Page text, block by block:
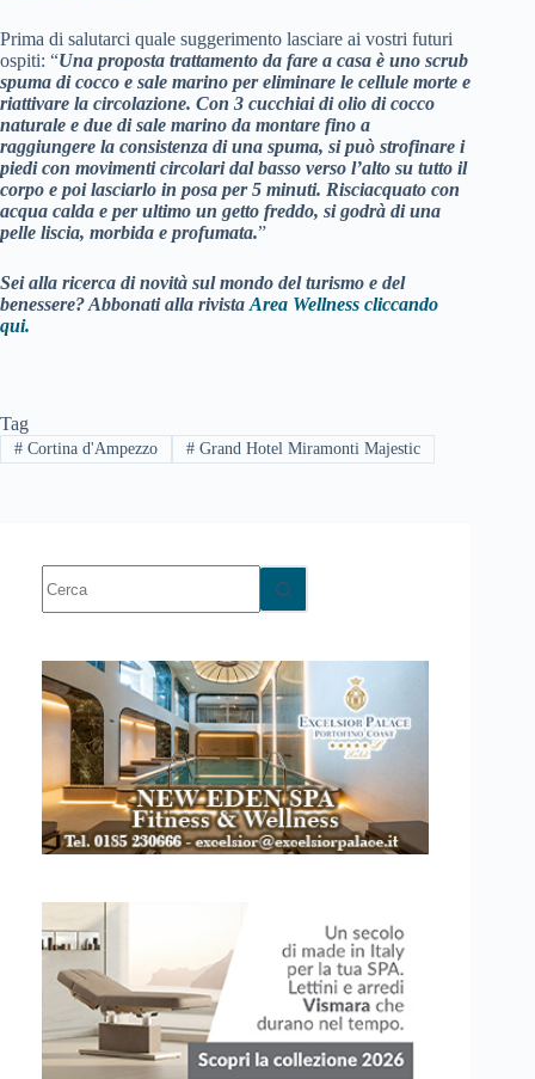
Prima di salutarci quale suggerimento lasciare ai vostri futuri
ospiti: “Una proposta trattamento da fare a casa è uno scrub
spuma di cocco e sale marino per eliminare le cellule morte e
riattivare la circolazione. Con 3 cucchiai di olio di cocco
naturale e due di sale marino da montare fino a
raggiungere la consistenza di una spuma, si può strofinare i
piedi con movimenti circolari dal basso verso l’alto su tutto il
corpo e poi lasciarlo in posa per 5 minuti. Risciacquato con
acqua calda e per ultimo un getto freddo, si godrà di una
pelle liscia, morbida e profumata.”
Sei alla ricerca di novità sul mondo del turismo e del
benessere? Abbonati alla rivista Area Wellness cliccando
qui.
Tag
#Cortina d'Ampezzo #Grand Hotel Miramonti Majestic
risultato